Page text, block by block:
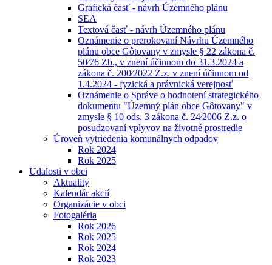
Grafická časť - návrh Územného plánu
SEA
Textová časť - návrh Územného plánu
Oznámenie o prerokovaní Návrhu Územného
plánu obce Gôtovany v zmysle § 22 zákona č.
50⁄76 Zb., v znení účinnom do 31.3.2024 a
zákona č. 200⁄2022 Z.z. v znení účinnom od
1.4.2024 - fyzická a právnická verejnosť
Oznámenie o Správe o hodnotení strategického
dokumentu "Územný plán obce Gôtovany" v
zmysle § 10 ods. 3 zákona č. 24⁄2006 Z.z. o
posudzovaní vplyvov na životné prostredie
Úroveň vytriedenia komunálnych odpadov
Rok 2024
Rok 2025
Udalosti v obci
Aktuality
Kalendár akcií
Organizácie v obci
Fotogaléria
Rok 2026
Rok 2025
Rok 2024
Rok 2023